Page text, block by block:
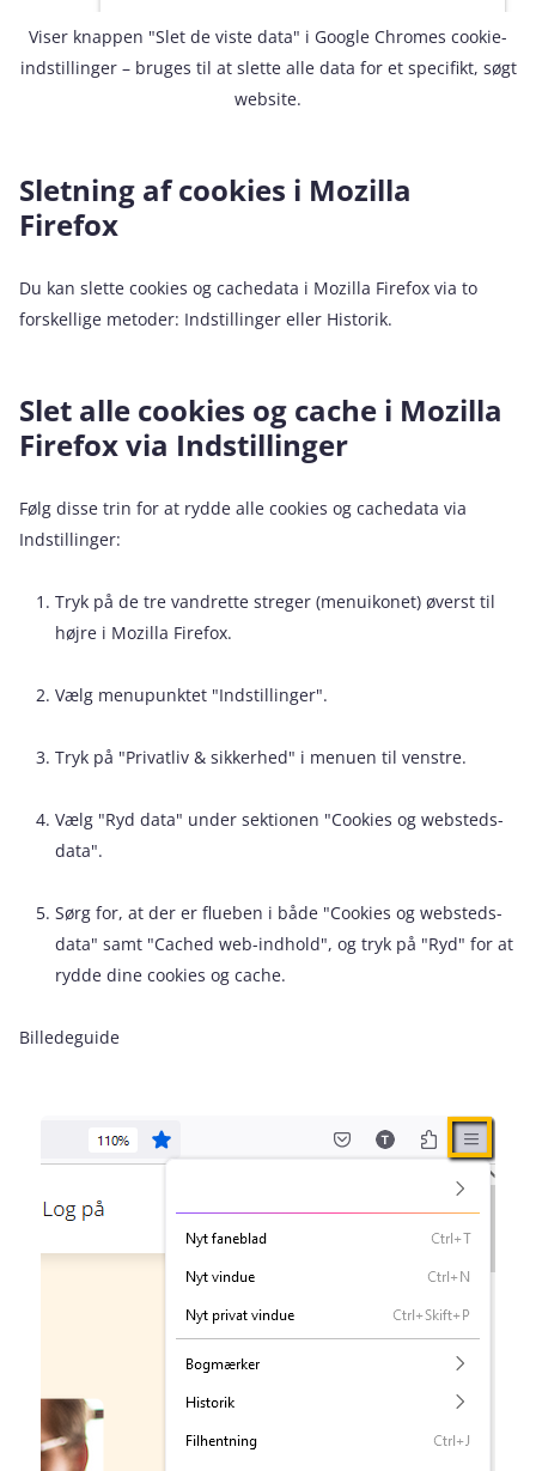
Viser knappen "Slet de viste data" i Google Chromes cookie-
indstillinger – bruges til at slette alle data for et specifikt, søgt
website.
Sletning af cookies i Mozilla
Firefox
Du kan slette cookies og cachedata i Mozilla Firefox via to
forskellige metoder: Indstillinger eller Historik.
Slet alle cookies og cache i Mozilla
Firefox via Indstillinger
Følg disse trin for at rydde alle cookies og cachedata via
Indstillinger:
Tryk på de tre vandrette streger (menuikonet) øverst til
højre i Mozilla Firefox.
Vælg menupunktet "Indstillinger".
Tryk på "Privatliv & sikkerhed" i menuen til venstre.
Vælg "Ryd data" under sektionen "Cookies og websteds-
data".
Sørg for, at der er flueben i både "Cookies og websteds-
data" samt "Cached web-indhold", og tryk på "Ryd" for at
rydde dine cookies og cache.
Billedeguide